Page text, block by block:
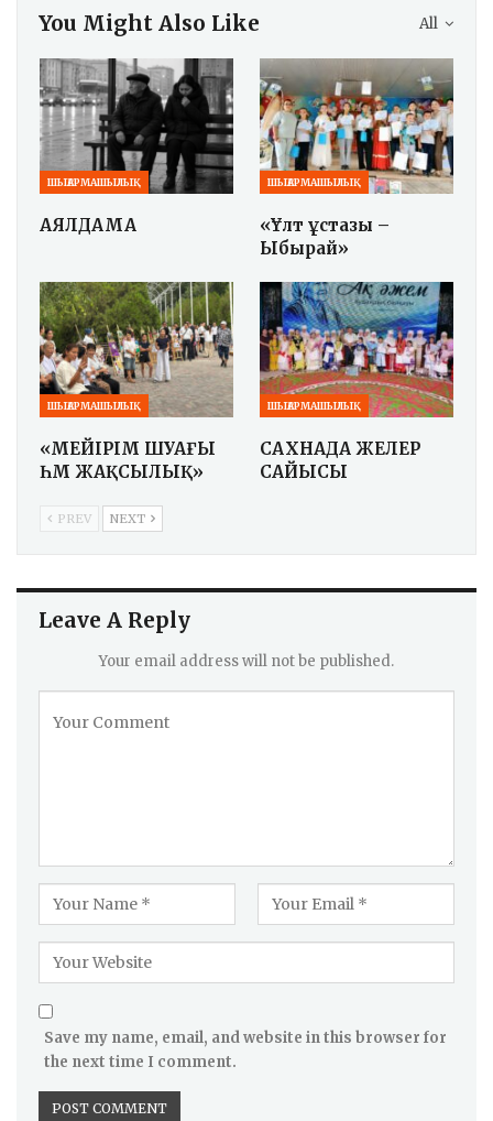
All
You Might Also Like
ШЫҒАРМАШЫЛЫҚ
АЯЛДАМА
ШЫҒАРМАШЫЛЫҚ
«Ұлт ұстазы –
Ыбырай»
ШЫҒАРМАШЫЛЫҚ
«МЕЙІРІМ ШУАҒЫ
ҺӘМ ЖАҚСЫЛЫҚ»
ШЫҒАРМАШЫЛЫҚ
САХНАДА ӘЖЕЛЕР
САЙЫСЫ
PREV NEXT
Leave A Reply
Your email address will not be published.
Save my name, email, and website in this browser for
the next time I comment.